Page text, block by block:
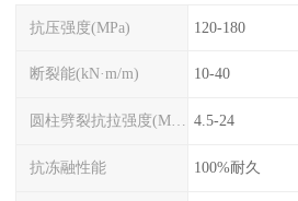
抗压强度(MPa) 120-180
断裂能(kN·m/m) 10-40
圆柱劈裂抗拉强度(MPa) 4.5-24
抗冻融性能 100%耐久